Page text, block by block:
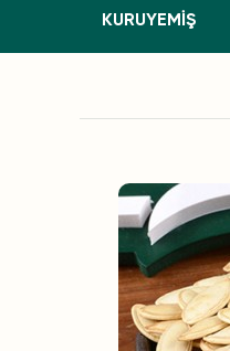
KURUYEMİŞ